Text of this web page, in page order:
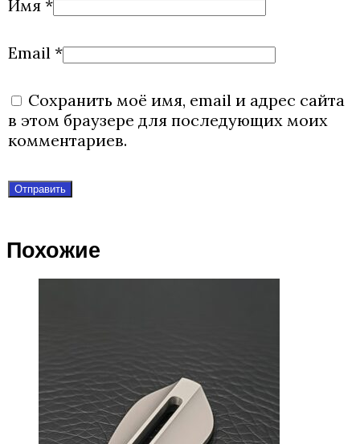
Имя *
Email *
Сохранить моё имя, email и адрес сайта
в этом браузере для последующих моих
комментариев.
Похожие